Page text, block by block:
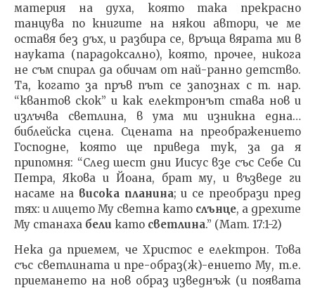
материя на духа, която така прекрасно
танцува по книгите на някои автори, че ме
оставя без дъх, и разбира се, връща вярата ми в
науката (парадоксално), която, прочее, никога
не съм спирал да обичам от най-ранно детство.
Та, когато за пръв път се запознах с т. нар.
“квантов скок” и как електронът става нов и
излъчва светлина, в ума ми изникна една…
библейска сцена. Сцената на преображението
Господне, която ще приведа тук, за да я
припомня: “След шест дни Иисус взе със Себе Си
Петра, Якова и Йоана, брат му, и възведе ги
насаме на висока планина; и се преобрази пред
тях: и лицето Му светна като слънце, а дрехите
Му станаха бели като светлина.” (Мат. 17:1-2)
Нека да приемем, че Христос е електрон. Това
със светлината и пре-образ(ж)-ението Му, т.е.
приемането на нов образ изведнъж (и появата